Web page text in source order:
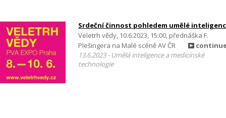
Srdeční činnost pohledem umělé
Veletrh vědy, 10.6.2023, 15:00, přednáška F.
Plešingera na Malé scéně AV ČR
13.6.2023 - Umělá inteligence a medicínské
technologie